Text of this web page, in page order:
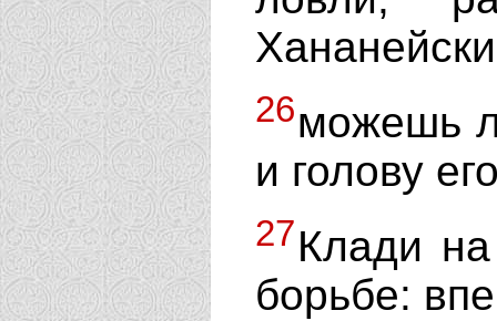
26можешь
и голову
27Клади
борьбе: